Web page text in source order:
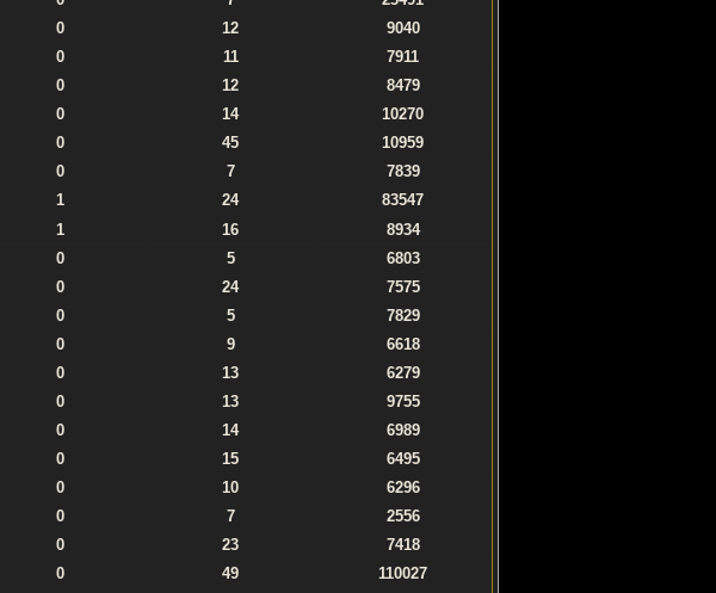
0 12
9040
0 11
7911
0 12
8479
0 14
10270
0 45
10959
0 7
7839
1 24
83547
1 16
8934
0 5
6803
0 24
7575
0 5
7829
0 9
6618
0 13
6279
0 13
9755
0 14
6989
0 15
6495
0 10
6296
0 7
2556
0 23
7418
0 49
110027